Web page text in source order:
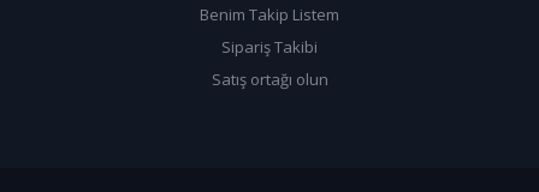
Benim Takip Listem
Sipariş Takibi
Satış ortağı olun